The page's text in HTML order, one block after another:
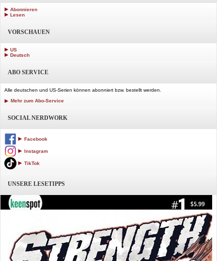
Abonnieren
Lesen
VORSCHAUEN
US
Deutsch
ABO SERVICE
Alle deutschen und US-Serien können abonniert bzw. bestellt werden.
Mehr zum Abo-Service
SOCIAL NERDWORK
Facebook
Instagram
TikTok
UNSERE LESETIPPS